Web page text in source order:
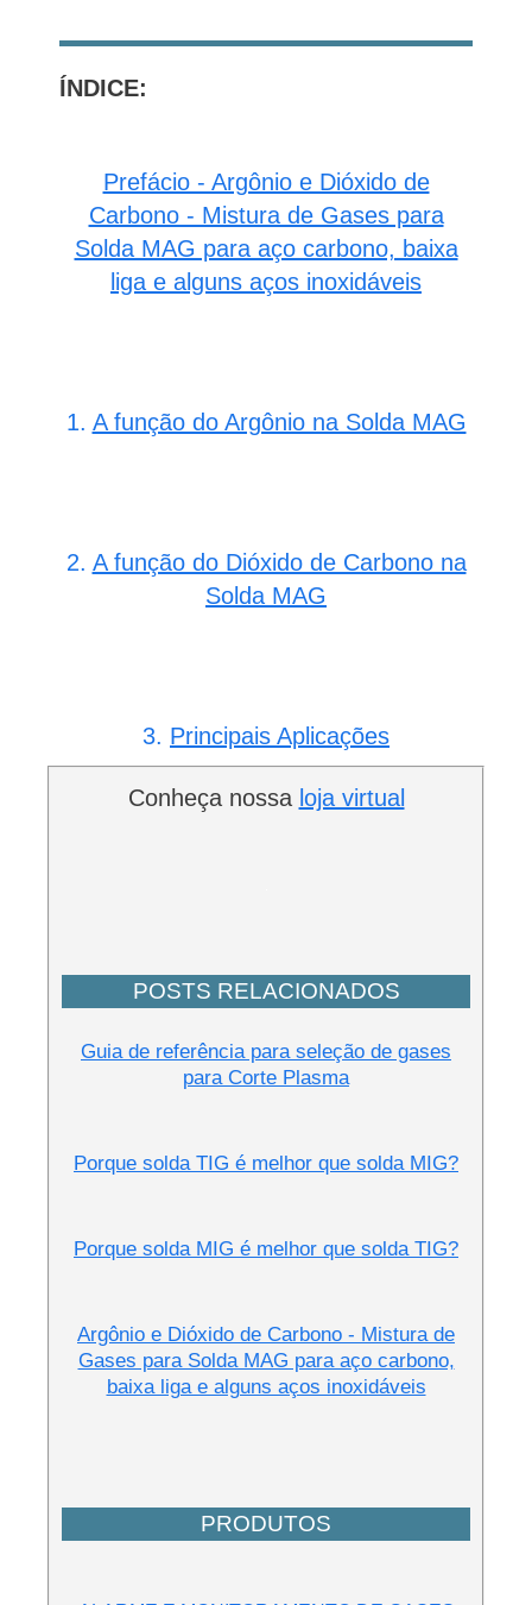
ÍNDICE:
Prefácio - Argônio e Dióxido de
Carbono - Mistura de Gases para
Solda MAG para aço carbono, baixa
liga e alguns aços inoxidáveis
1. A função do Argônio na Solda MAG
2. A função do Dióxido de Carbono na
Solda MAG
3. Principais Aplicações
Conheça nossa loja virtual
POSTS RELACIONADOS
Guia de referência para seleção de gases
para Corte Plasma
Porque solda TIG é melhor que solda MIG?
Porque solda MIG é melhor que solda TIG?
Argônio e Dióxido de Carbono - Mistura de
Gases para Solda MAG para aço carbono,
baixa liga e alguns aços inoxidáveis
PRODUTOS